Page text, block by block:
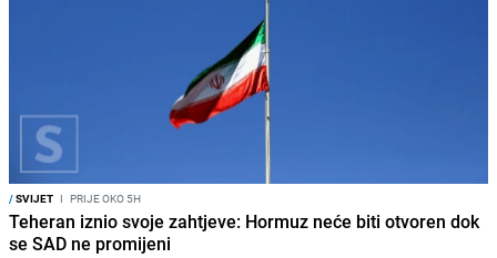
/SVIJET I PRIJE OKO 5H
Teheran iznio svoje zahtjeve: Hormuz neće biti otvoren dok
se SAD ne promijeni